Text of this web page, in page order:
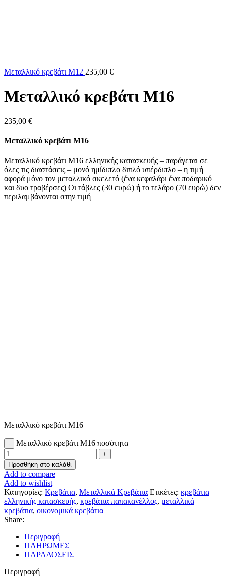
Μεταλλικό κρεβάτι Μ12 235,00 €
Μεταλλικό κρεβάτι Μ16
235,00 €
Μεταλλικό κρεβάτι Μ16
Μεταλλικό κρεβάτι Μ16 ελληνικής κατασκευής – παράγεται σε
όλες τις διαστάσεις – μονό ημίδιπλο διπλό υπέρδιπλο – η τιμή
αφορά μόνο τον μεταλλικό σκελετό (ένα κεφαλάρι ένα ποδαρικό
και δυο τραβέρσες) Οι τάβλες (30 ευρώ) ή το τελάρο (70 ευρώ) δεν
περιλαμβάνονται στην τιμή
Μεταλλικό κρεβάτι Μ16
Μεταλλικό κρεβάτι Μ16 ποσότητα
Προσθήκη στο καλάθι
Add to compare
Add to wishlist
Κατηγορίες: Κρεβάτια, Μεταλλικά Κρεβάτια Ετικέτες: κρεβάτια
ελληνικής κατασκευής, κρεβάτια παπακανέλλος, μεταλλικά
κρεβάτια, οικονομικά κρεβάτια
Share:
Περιγραφή
ΠΛΗΡΩΜΕΣ
ΠΑΡΑΔΟΣΕΙΣ
Περιγραφή